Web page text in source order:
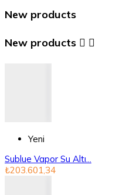
New products
New products  
Yeni
Sublue Vapor Su Altı...
₺203.601,34